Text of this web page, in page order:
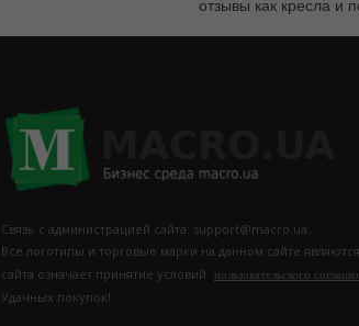
отзывы как кресла и
Связь с администрацией сайта: support@macro.ua.
Все логотипы и торговые марки на данном сайте
сайта означает принятие условий
пользовательского
Удачных покупок!